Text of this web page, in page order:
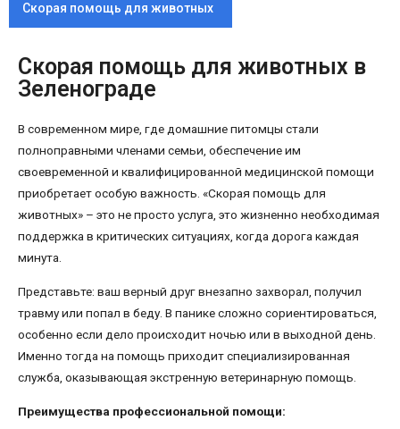
Скорая помощь для животных
Скорая помощь для животных в
Зеленограде
В современном мире, где домашние питомцы стали
полноправными членами семьи, обеспечение им
своевременной и квалифицированной медицинской помощи
приобретает особую важность. «Скорая помощь для
животных» – это не просто услуга, это жизненно необходимая
поддержка в критических ситуациях, когда дорога каждая
минута.
Представьте: ваш верный друг внезапно захворал, получил
травму или попал в беду. В панике сложно сориентироваться,
особенно если дело происходит ночью или в выходной день.
Именно тогда на помощь приходит специализированная
служба, оказывающая экстренную ветеринарную помощь.
Преимущества профессиональной помощи: